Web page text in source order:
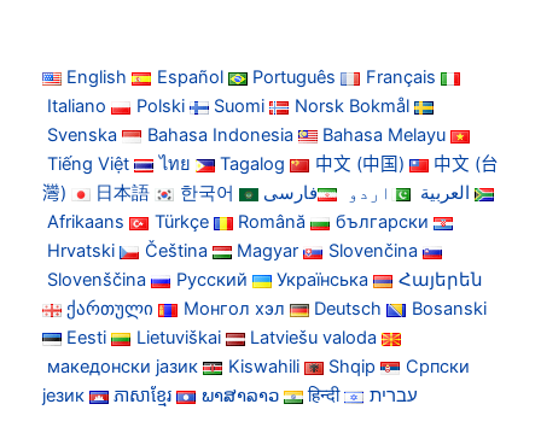
English Español Português
Français
Italiano
Polski Suomi
Norsk Bokmål
Svenska
Bahasa Indonesia
Bahasa Melayu
Tiếng Việt
ไทย Tagalog 中文 (中国)
中文 (台
灣)
日本語 한국어 العربية اردو
فارسی
Afrikaans
Türkçe Română
български
Hrvatski
Čeština Magyar
Slovenčina
Slovenščina
Русский Українська
Հայերեն
ქართული
Монгол хэл Deutsch
Bosanski
Eesti
Lietuviškai
Latviešu valoda
македонски јазик
Kiswahili Shqip
Српски
језик
ភាសាខ្មែរ ພາສາລາວ हिन्दी עברית